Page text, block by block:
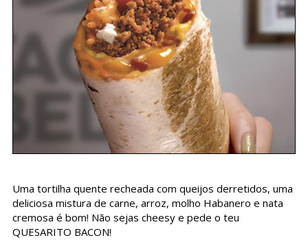
Uma tortilha quente recheada com queijos derretidos, uma
deliciosa mistura de carne, arroz, molho Habanero e nata
cremosa é bom! Não sejas cheesy e pede o teu
QUESARITO BACON!